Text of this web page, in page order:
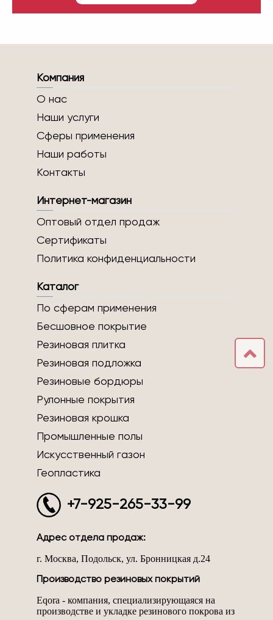
Компания
О нас
Наши услуги
Сферы применения
Наши работы
Контакты
Интернет-магазин
Оптовый отдел продаж
Сертификаты
Политика конфиденциальности
Каталог
По сферам применения
Бесшовное покрытие
Резиновая плитка
Резиновая подложка
Резиновые бордюры
Рулонные покрытия
Резиновая крошка
Промышленные полы
Искусственный газон
Геопластика
+7-925-265-33-99
Адрес отдела продаж:
г. Москва, Подольск, ул. Бронницкая д.24
Производство резиновых покрытий
Eqora - компания, специализирующаяся на
производстве и укладке резинового покрова из